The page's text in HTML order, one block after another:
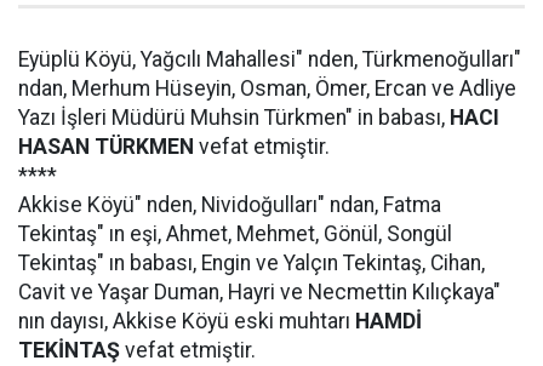
Eyüplü Köyü, Yağcılı Mahallesi" nden, Türkmenoğulları"
ndan, Merhum Hüseyin, Osman, Ömer, Ercan ve Adliye
Yazı İşleri Müdürü Muhsin Türkmen" in babası, HACI
HASAN TÜRKMEN vefat etmiştir.
****
Akkise Köyü" nden, Nividoğulları" ndan, Fatma
Tekintaş" ın eşi, Ahmet, Mehmet, Gönül, Songül
Tekintaş" ın babası, Engin ve Yalçın Tekintaş, Cihan,
Cavit ve Yaşar Duman, Hayri ve Necmettin Kılıçkaya"
nın dayısı, Akkise Köyü eski muhtarı HAMDİ
TEKİNTAŞ vefat etmiştir.